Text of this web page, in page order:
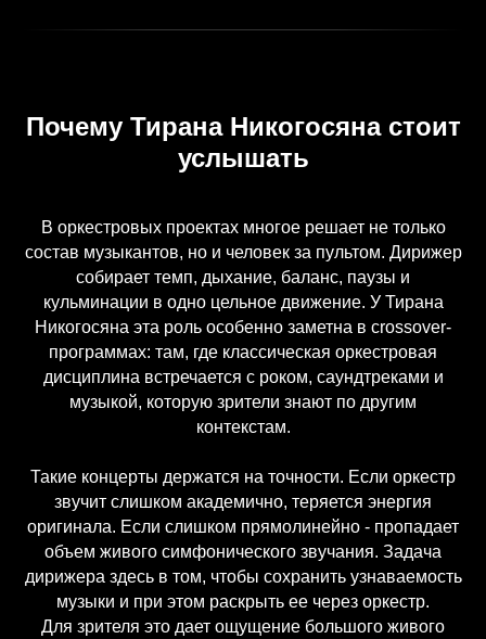
Почему Тирана Никогосяна стоит
услышать
В оркестровых проектах многое решает не только
состав музыкантов, но и человек за пультом. Дирижер
собирает темп, дыхание, баланс, паузы и
кульминации в одно цельное движение. У Тирана
Никогосяна эта роль особенно заметна в crossover-
программах: там, где классическая оркестровая
дисциплина встречается с роком, саундтреками и
музыкой, которую зрители знают по другим
контекстам.
Такие концерты держатся на точности. Если оркестр
звучит слишком академично, теряется энергия
оригинала. Если слишком прямолинейно - пропадает
объем живого симфонического звучания. Задача
дирижера здесь в том, чтобы сохранить узнаваемость
музыки и при этом раскрыть ее через оркестр.
Для зрителя это дает ощущение большого живого